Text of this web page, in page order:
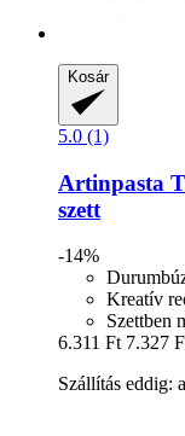
Kosár
5.0 (1)
Artinpasta
szett
-14%
Kreatív
Szettben
6.311 Ft 7.327
Szállítás eddig: